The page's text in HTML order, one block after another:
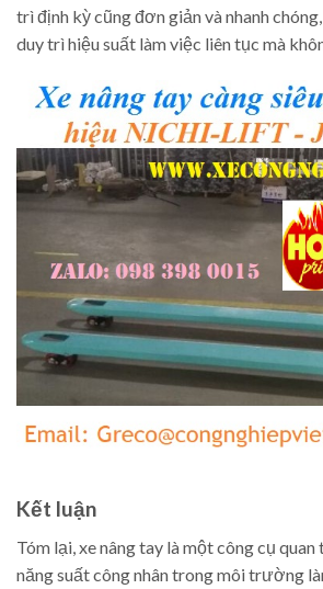
trì định kỳ cũng đơn giản và nhanh
duy trì hiệu suất làm việc liên tục mà
Kết luận
Tóm lại, xe nâng tay là một công cụ
năng suất công nhân trong môi trường